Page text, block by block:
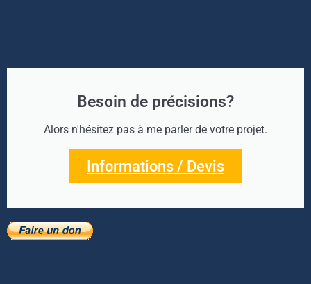
Besoin de précisions?
Alors n'hésitez pas à me parler de votre projet.
Informations / Devis